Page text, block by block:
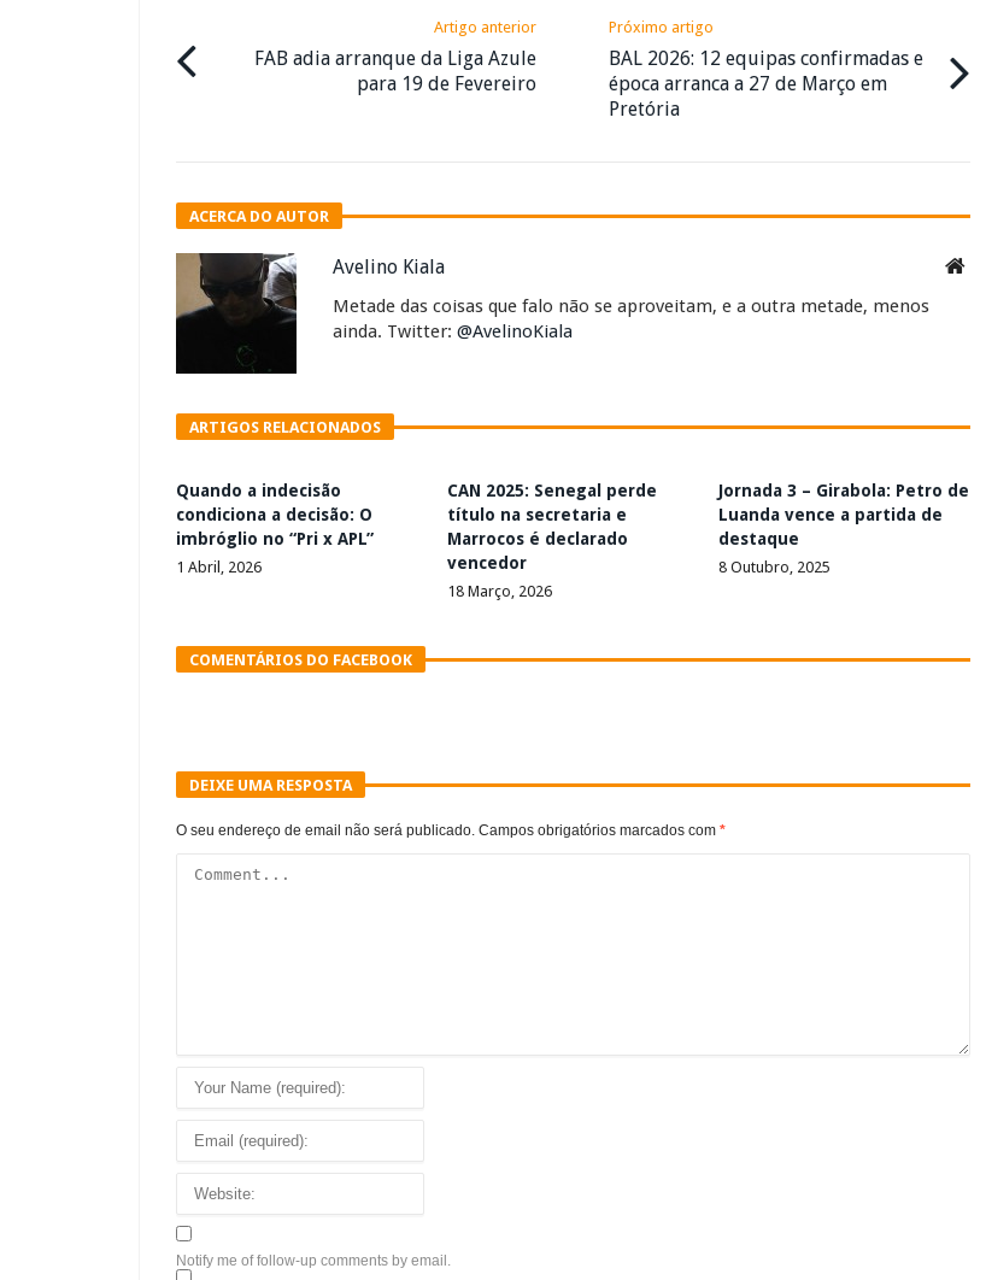
Artigo anterior
FAB adia arranque da Liga Azule
para 19 de Fevereiro
Próximo artigo
BAL 2026: 12 equipas confirmadas e
época arranca a 27 de Março em
Pretória
ACERCA DO AUTOR
Avelino Kiala
Metade das coisas que falo não se aproveitam, e a outra metade, menos
ainda. Twitter: @AvelinoKiala
ARTIGOS RELACIONADOS
Quando a indecisão
condiciona a decisão: O
imbróglio no “Pri x APL”
1 Abril, 2026
CAN 2025: Senegal perde
título na secretaria e
Marrocos é declarado
vencedor
18 Março, 2026
Jornada 3 – Girabola: Petro de
Luanda vence a partida de
destaque
8 Outubro, 2025
COMENTÁRIOS DO FACEBOOK
DEIXE UMA RESPOSTA
O seu endereço de email não será publicado. Campos obrigatórios marcados com *
Notify me of follow-up comments by email.